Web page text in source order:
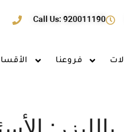
Call Us: 920011190
فروعنا